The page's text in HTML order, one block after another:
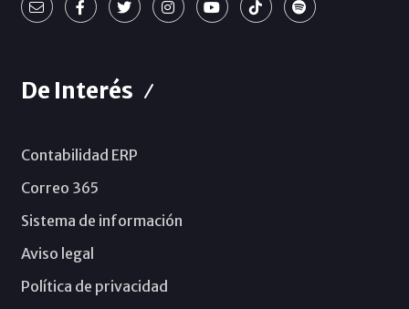
De Interés
Contabilidad ERP
Correo 365
Sistema de información
Aviso legal
Política de privacidad